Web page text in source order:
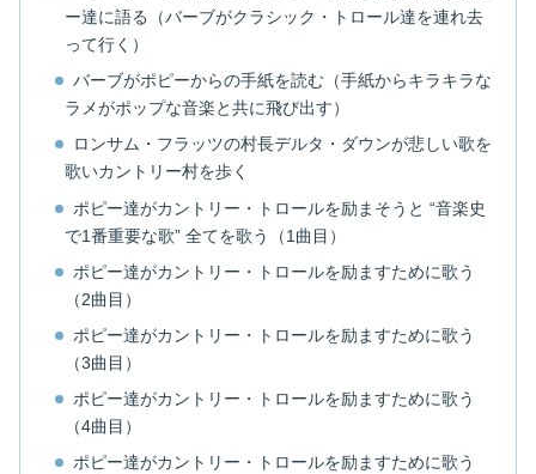
ー達に語る（バーブがクラシック・トロール達を連れ去
って行く）
バーブがポピーからの手紙を読む（手紙からキラキラな
ラメがポップな音楽と共に飛び出す）
ロンサム・フラッツの村長デルタ・ダウンが悲しい歌を
歌いカントリー村を歩く
ポピー達がカントリー・トロールを励まそうと “音楽史
で1番重要な歌” 全てを歌う（1曲目）
ポピー達がカントリー・トロールを励ますために歌う
（2曲目）
ポピー達がカントリー・トロールを励ますために歌う
（3曲目）
ポピー達がカントリー・トロールを励ますために歌う
（4曲目）
ポピー達がカントリー・トロールを励ますために歌う